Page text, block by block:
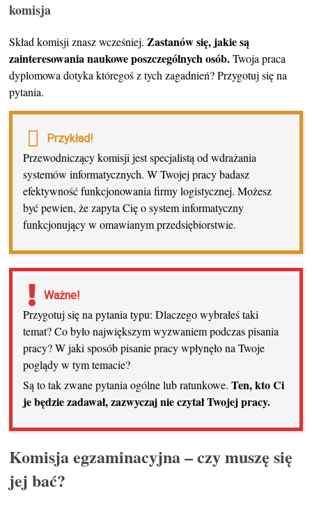
komisja
Skład komisji znasz wcześniej. Zastanów się, jakie są
zainteresowania naukowe poszczególnych osób.Twoja praca
dyplomowa dotyka któregoś z tych zagadnień? Przygotuj się na
pytania.
Przykład!
Przewodniczący komisji jest specjalistą od wdrażania
systemów informatycznych. W Twojej pracy badasz
efektywność funkcjonowania firmy logistycznej. Możesz
być pewien, że zapyta Cię o system informatyczny
funkcjonujący w omawianym przedsiębiorstwie.
Ważne!
Przygotuj się na pytania typu: Dlaczego wybrałeś taki
temat? Co było największym wyzwaniem podczas pisania
pracy? W jaki sposób pisanie pracy wpłynęło na Twoje
poglądy w tym temacie?
Są to tak zwane pytania ogólne lub ratunkowe.Ten, kto Ci
je będzie zadawał, zazwyczaj nie czytał Twojej pracy.
Komisja egzaminacyjna – czy muszę się
jej bać?